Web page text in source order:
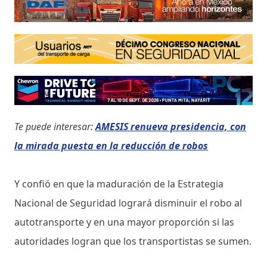
Te puede interesar:AMESIS renueva presidencia, con
la mirada puesta en la reducción de robos
Y confió en que la maduración de la Estrategia
Nacional de Seguridad logrará disminuir el robo al
autotransporte y en una mayor proporción si las
autoridades logran que los transportistas se sumen.